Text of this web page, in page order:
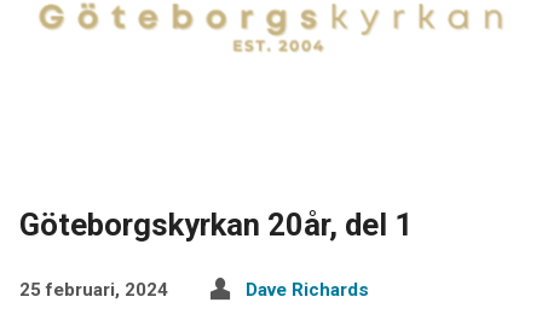
Göteborgskyrkan 20år, del 1
25 februari, 2024 Dave Richards